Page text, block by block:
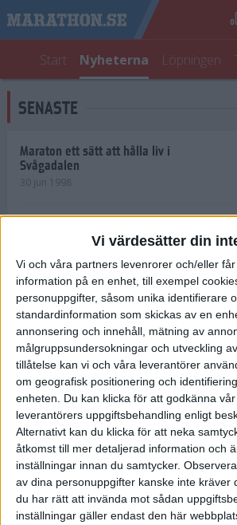
Vi värdesätter din
Vi och våra partners levenrorer och/eller
information på en enhet, till exempel
personuppgifter, såsom unika identifierare
standardinformation som skickas av en
annonsering och innehåll, mätning av
målgruppsundersokningar och utveckling
tillåtelse kan vi och våra leverantörer
om geografisk positionering och
enheten. Du kan klicka för att godkänna
leverantörers uppgiftsbehandling enligt
Alternativt kan du klicka för att neka
åtkomst till mer detaljerad information och
inställningar innan du samtycker.
av dina personuppgifter kanske inte kräver
du har rätt att invända mot sådan
inställningar gäller endast den här
Start Nyheterna Löpningen
SENASTE
Maraton ett sätt att hålla liv i
Svågadalen
30 jun 1998
Norrlänningar firade semester i
Strängnäs
28 jun 1998
Maratonlöparna bäst i Trosa
I år fick Andervang kransen
27 jun 1998
Intresset ökar för Lidingöloppet
26 jun 1998